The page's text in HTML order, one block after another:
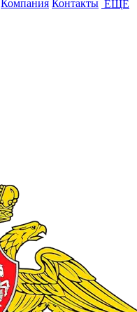
Компания Контакты ЕЩЕ